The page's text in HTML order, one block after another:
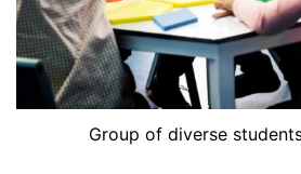
Group of diverse